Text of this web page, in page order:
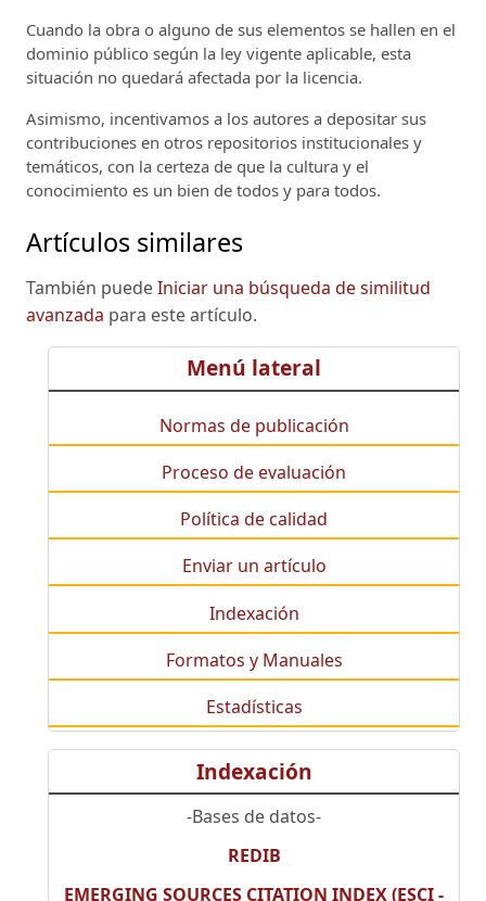
Cuando la obra o alguno de sus elementos se hallen en el
dominio público según la ley vigente aplicable, esta
situación no quedará afectada por la licencia.
Asimismo, incentivamos a los autores a depositar sus
contribuciones en otros repositorios institucionales y
temáticos, con la certeza de que la cultura y el
conocimiento es un bien de todos y para todos.
Artículos similares
También puedeIniciar una búsqueda de similitud
avanzada para este artículo.
Menú lateral
Normas de publicación
Proceso de evaluación
Política de calidad
Enviar un artículo
Indexación
Formatos y Manuales
Estadísticas
Indexación
-Bases de datos-
REDIB
EMERGING SOURCES CITATION INDEX (ESCI -